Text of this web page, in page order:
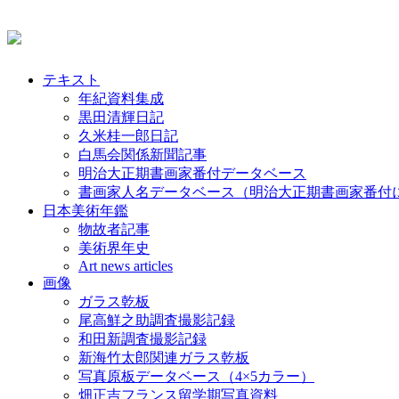
テキスト
年紀資料集成
黒田清輝日記
久米桂一郎日記
白馬会関係新聞記事
明治大正期書画家番付データベース
書画家人名データベース（明治大正期書画家番付
日本美術年鑑
物故者記事
美術界年史
Art news articles
画像
ガラス乾板
尾高鮮之助調査撮影記録
和田新調査撮影記録
新海竹太郎関連ガラス乾板
写真原板データベース（4×5カラー）
畑正吉フランス留学期写真資料